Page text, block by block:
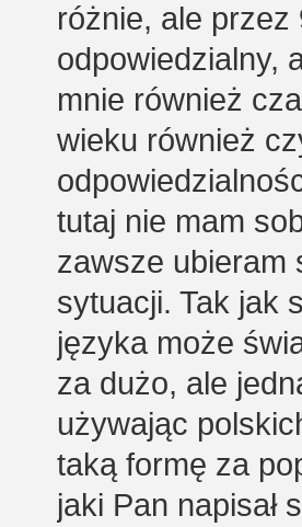
różnie, ale
odpowiedzialny,
mnie również
wieku również
tutaj nie mam
zawsze ubieram
sytuacji. Tak jak
języka może
za dużo, ale
używając
taką formę za
jaki Pan napisał